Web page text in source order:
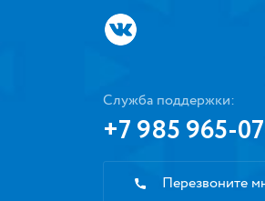
Служба поддержки:
+7 985 965-
Перезвоните